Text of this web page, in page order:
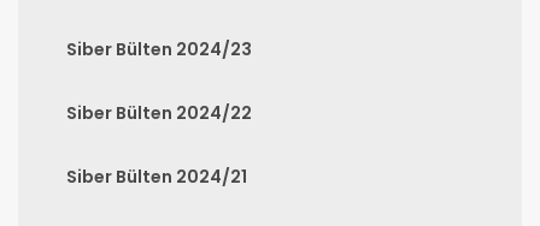
Siber Bülten 2024/23
Siber Bülten 2024/22
Siber Bülten 2024/21